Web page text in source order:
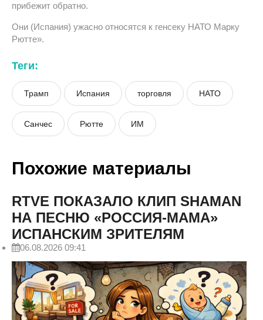
прибежит обратно.
Они (Испания) ужасно относятся к генсеку НАТО Марку
Рютте».
Теги:
Трамп Испания торговля НАТО
Санчес Рютте ИМ
Похожие материалы
RTVE ПОКАЗАЛО КЛИП SHAMAN
НА ПЕСНЮ «РОССИЯ-МАМА»
ИСПАНСКИМ ЗРИТЕЛЯМ
06.08.2026 09:41